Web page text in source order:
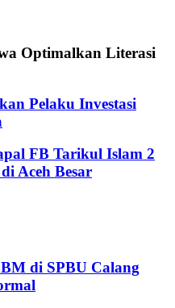
Optimalkan Literasi
Pelaku Investasi
FB Tarikul Islam 2
Aceh Besar
di SPBU Calang